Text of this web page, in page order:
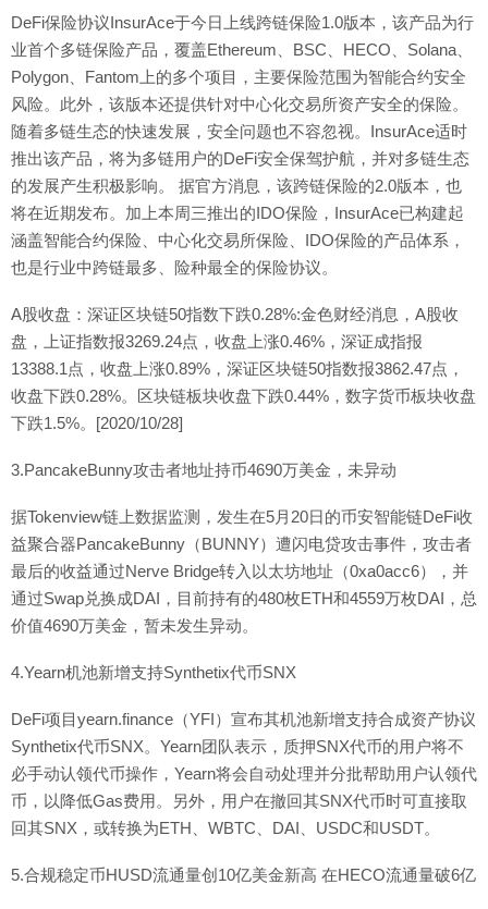
DeFi保险协议InsurAce于今日上线跨链保险1.0版本，该产品为行
业首个多链保险产品，覆盖Ethereum、BSC、HECO、Solana、
Polygon、Fantom上的多个项目，主要保险范围为智能合约安全
风险。此外，该版本还提供针对中心化交易所资产安全的保险。
随着多链生态的快速发展，安全问题也不容忽视。InsurAce适时
推出该产品，将为多链用户的DeFi安全保驾护航，并对多链生态
的发展产生积极影响。 据官方消息，该跨链保险的2.0版本，也
将在近期发布。加上本周三推出的IDO保险，InsurAce已构建起
涵盖智能合约保险、中心化交易所保险、IDO保险的产品体系，
也是行业中跨链最多、险种最全的保险协议。
A股收盘：深证区块链50指数下跌0.28%:金色财经消息，A股收
盘，上证指数报3269.24点，收盘上涨0.46%，深证成指报
13388.1点，收盘上涨0.89%，深证区块链50指数报3862.47点，
收盘下跌0.28%。区块链板块收盘下跌0.44%，数字货币板块收盘
下跌1.5%。[2020/10/28]
3.PancakeBunny攻击者地址持币4690万美金，未异动
据Tokenview链上数据监测，发生在5月20日的币安智能链DeFi收
益聚合器PancakeBunny（BUNNY）遭闪电贷攻击事件，攻击者
最后的收益通过Nerve Bridge转入以太坊地址（0xa0acc6），并
通过Swap兑换成DAI，目前持有的480枚ETH和4559万枚DAI，总
价值4690万美金，暂未发生异动。
4.Yearn机池新增支持Synthetix代币SNX
DeFi项目yearn.finance（YFI）宣布其机池新增支持合成资产协议
Synthetix代币SNX。Yearn团队表示，质押SNX代币的用户将不
必手动认领代币操作，Yearn将会自动处理并分批帮助用户认领代
币，以降低Gas费用。另外，用户在撤回其SNX代币时可直接取
回其SNX，或转换为ETH、WBTC、DAI、USDC和USDT。
5.合规稳定币HUSD流通量创10亿美金新高 在HECO流通量破6亿